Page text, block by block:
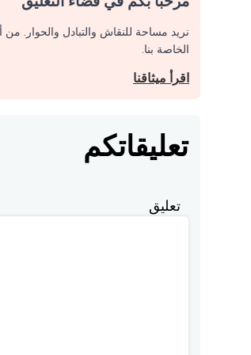
نريد مساحة للنقاش والتبادل والحوار.
الخاصة بنا.
اقرأ ميثاقنا
تعليقاتكم
تعليق